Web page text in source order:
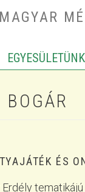
MAGYAR
MAIN
EGYESÜLETÜNK
ÉS
Erdély